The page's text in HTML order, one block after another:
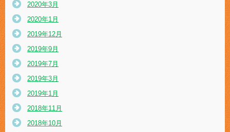
2020年3月
2020年1月
2019年12月
2019年9月
2019年7月
2019年3月
2019年1月
2018年11月
2018年10月